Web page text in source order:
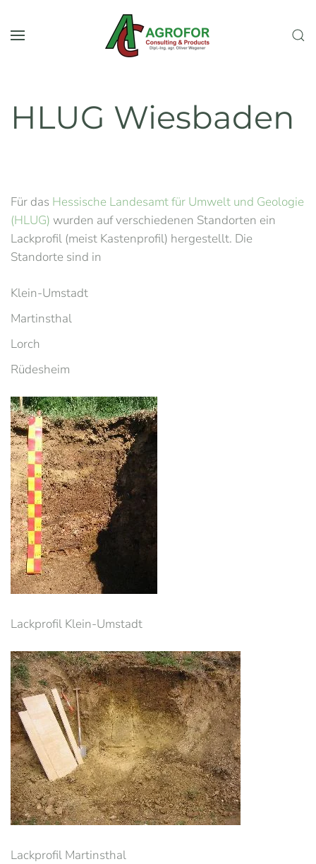
Zum Hauptinhalt springen
HLUG Wiesbaden
Für das Hessische Landesamt für Umwelt und Geologie
(HLUG) wurden auf verschiedenen Standorten ein
Lackprofil (meist Kastenprofil) hergestellt. Die
Standorte sind in
Klein-Umstadt
Martinsthal
Lorch
Rüdesheim
Lackprofil Klein-Umstadt
Lackprofil Martinsthal